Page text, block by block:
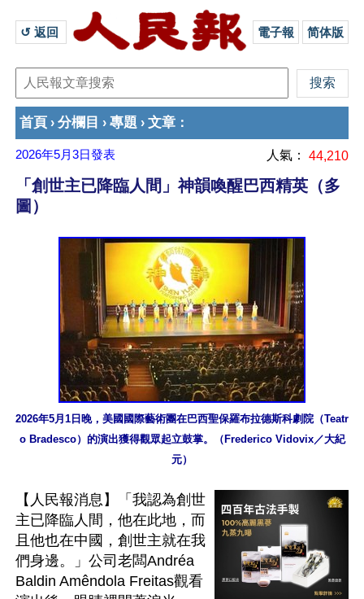
↺ 返回 電子報 简体版
首頁 › 分欄目 › 專題 › 文章 ：
2026年5月3日發表 人氣： 44,210
「創世主已降臨人間」神韻喚醒巴西精英（多
圖）
2026年5月1日晚，美國國際藝術團在巴西聖保羅布拉德斯科劇院（Teatr
o Bradesco）的演出獲得觀眾起立鼓掌。（Frederico Vidovix⁩／大紀
元）
【人民報消息】「我認為創世
主已降臨人間，他在此地，而
且他也在中國，創世主就在我
們身邊。」公司老闆Andréa
Baldin Amêndola Freitas觀看